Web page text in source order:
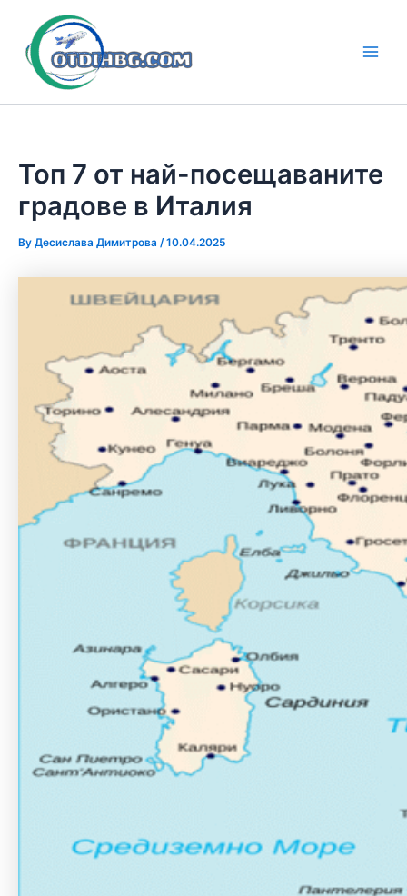
content
Топ 7 от най-посещаваните
градове в Италия
By Десислава Димитрова /10.04.2025